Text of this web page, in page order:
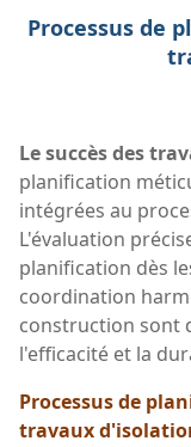
Processus de
Le succès des
planification
intégrées au
L'évaluation
planification dès
coordination
construction sont
l'efficacité et la
Processus de
travaux